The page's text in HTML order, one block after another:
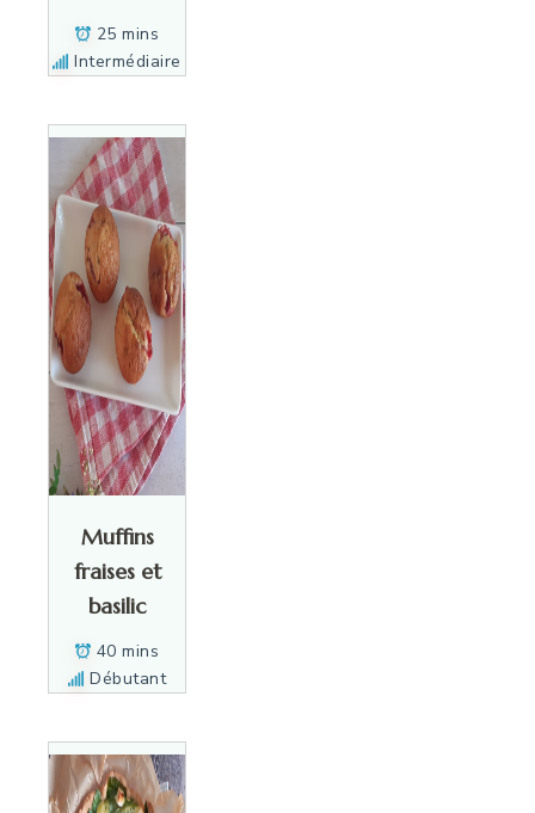
25 mins
Intermédiaire
Muffins
fraises et
basilic
40 mins
Débutant